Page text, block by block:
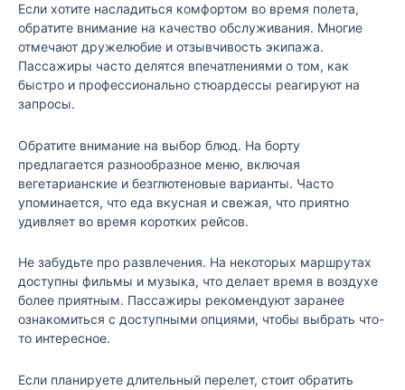
Если хотите насладиться комфортом во время полета,
обратите внимание на качество обслуживания. Многие
отмечают дружелюбие и отзывчивость экипажа.
Пассажиры часто делятся впечатлениями о том, как
быстро и профессионально стюардессы реагируют на
запросы.
Обратите внимание на выбор блюд. На борту
предлагается разнообразное меню, включая
вегетарианские и безглютеновые варианты. Часто
упоминается, что еда вкусная и свежая, что приятно
удивляет во время коротких рейсов.
Не забудьте про развлечения. На некоторых маршрутах
доступны фильмы и музыка, что делает время в воздухе
более приятным. Пассажиры рекомендуют заранее
ознакомиться с доступными опциями, чтобы выбрать что-
то интересное.
Если планируете длительный перелет, стоит обратить